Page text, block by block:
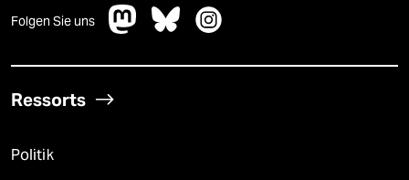
Folgen Sie uns
Ressorts
Politik